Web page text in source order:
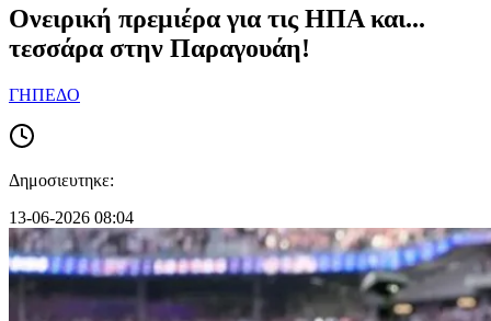
Ονειρική πρεμιέρα για τις ΗΠΑ και...
τεσσάρα στην Παραγουάη!
ΓΗΠΕΔΟ
Δημοσιευτηκε:
13-06-2026 08:04